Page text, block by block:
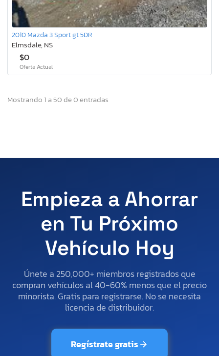
2010 Mazda 3 Sport gt 5DR
Elmsdale, NS
$0
Oferta Actual
Mostrando 1 a 50 de 0 entradas
Empieza a Ahorrar
en Tu Próximo
Vehículo Hoy
Únete a 250,000+ miembros registrados que
compran vehículos al 40-60% menos que el precio
minorista. Gratis para registrarse. No se necesita
licencia de distribuidor.
Regístrate gratis